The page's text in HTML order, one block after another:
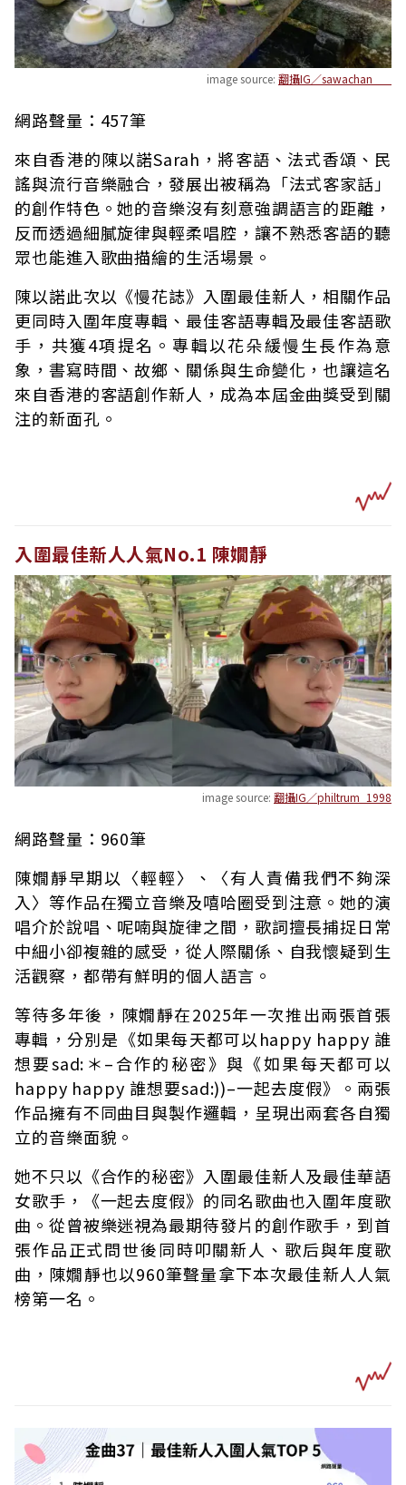
image source: 翻攝IG／sawachan___
網路聲量：457筆
來自香港的陳以諾Sarah，將客語、法式香頌、民
謠與流行音樂融合，發展出被稱為「法式客家話」
的創作特色。她的音樂沒有刻意強調語言的距離，
反而透過細膩旋律與輕柔唱腔，讓不熟悉客語的聽
眾也能進入歌曲描繪的生活場景。
陳以諾此次以《慢花誌》入圍最佳新人，相關作品
更同時入圍年度專輯、最佳客語專輯及最佳客語歌
手，共獲4項提名。專輯以花朵緩慢生長作為意
象，書寫時間、故鄉、關係與生命變化，也讓這名
來自香港的客語創作新人，成為本屆金曲獎受到關
注的新面孔。
入圍最佳新人人氣No.1 陳嫺靜
image source: 翻攝IG／philtrum_1998
網路聲量：960筆
陳嫺靜早期以〈輕輕〉、〈有人責備我們不夠深
入〉等作品在獨立音樂及嘻哈圈受到注意。她的演
唱介於說唱、呢喃與旋律之間，歌詞擅長捕捉日常
中細小卻複雜的感受，從人際關係、自我懷疑到生
活觀察，都帶有鮮明的個人語言。
等待多年後，陳嫺靜在2025年一次推出兩張首張
專輯，分別是《如果每天都可以happy happy 誰
想要sad:＊–合作的秘密》與《如果每天都可以
happy happy 誰想要sad:))–一起去度假》。兩張
作品擁有不同曲目與製作邏輯，呈現出兩套各自獨
立的音樂面貌。
她不只以《合作的秘密》入圍最佳新人及最佳華語
女歌手，《一起去度假》的同名歌曲也入圍年度歌
曲。從曾被樂迷視為最期待發片的創作歌手，到首
張作品正式問世後同時叩關新人、歌后與年度歌
曲，陳嫺靜也以960筆聲量拿下本次最佳新人人氣
榜第一名。